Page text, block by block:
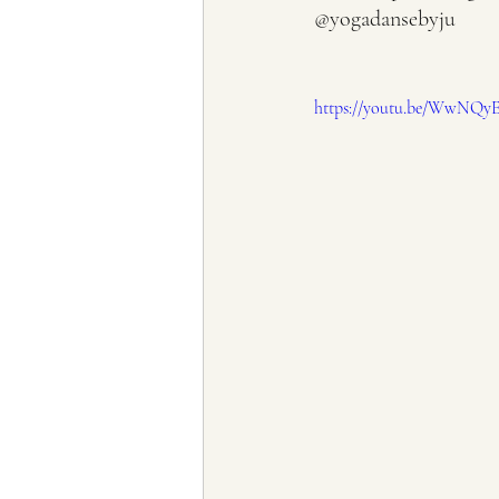
@‌yogadansebyju
https://youtu.be/